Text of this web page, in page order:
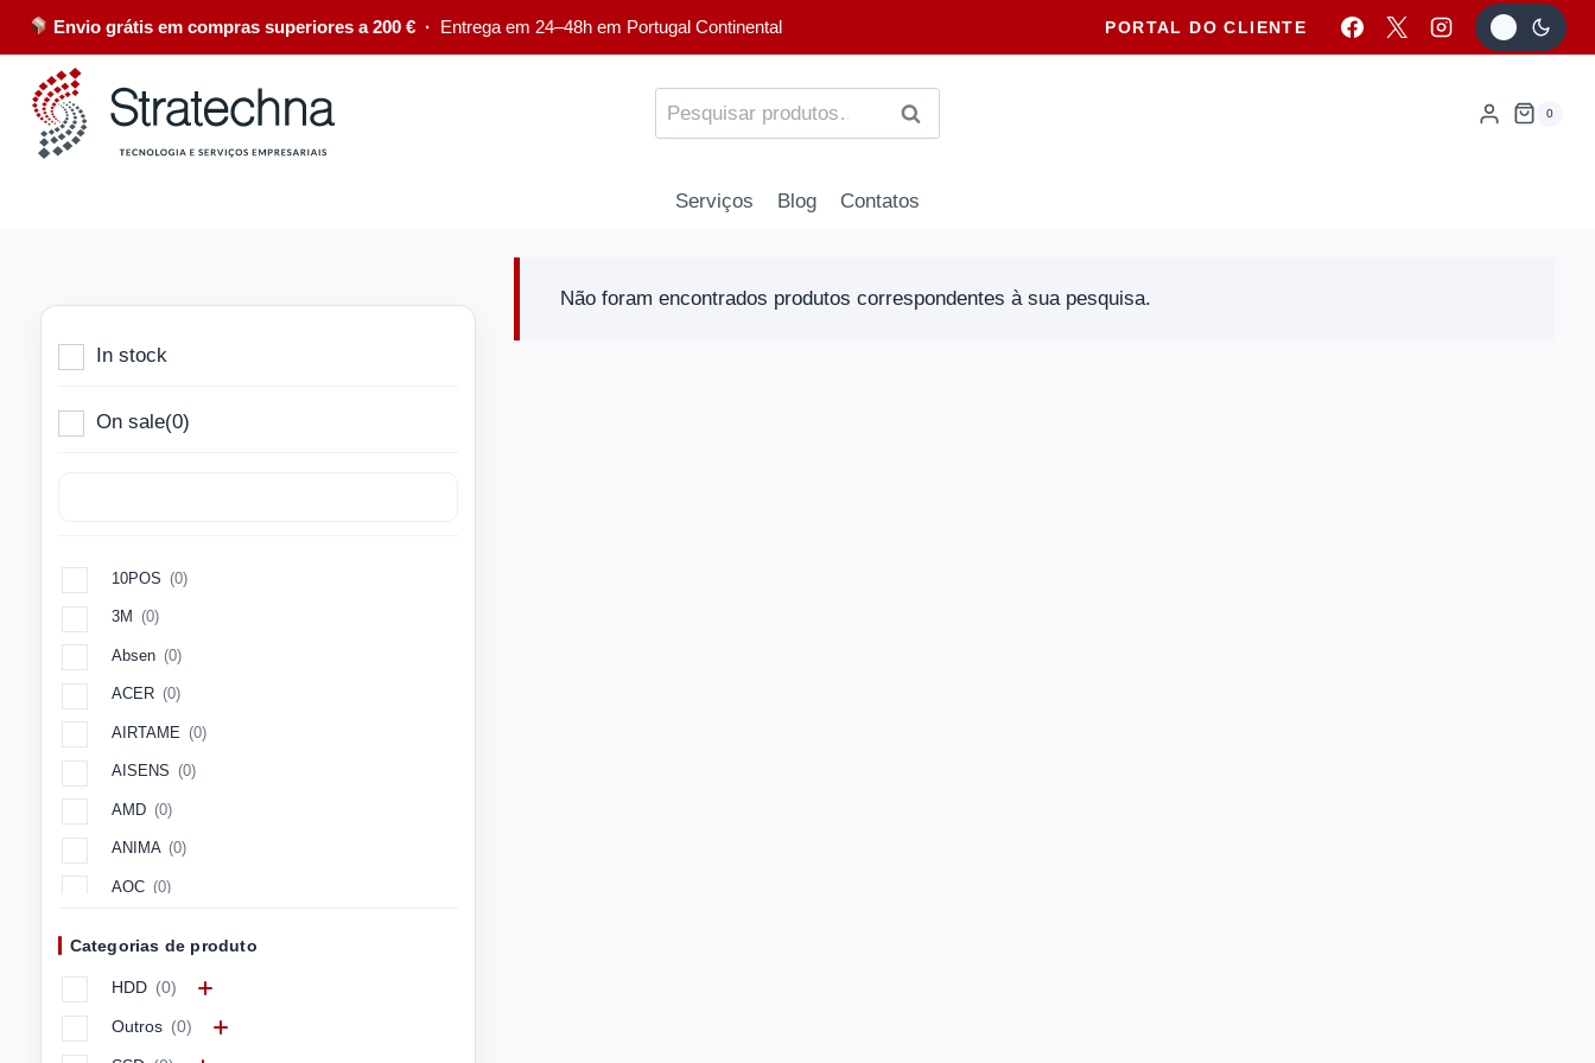
Envio grátis em compras superiores a 200 € · Entrega em 24–48h em Portugal Continental PORTAL DO CLIENTE
PESQUISA 0
Serviços Blog Contatos
In stock
On sale(0)
10POS (0)
3M (0)
Absen (0)
ACER (0)
AIRTAME (0)
AISENS (0)
AMD (0)
ANIMA (0)
AOC (0)
APPLE (0)
(0)
Categorias de produto
HDD (0)
Outros (0)
Não foram encontrados produtos correspondentes à sua pesquisa.